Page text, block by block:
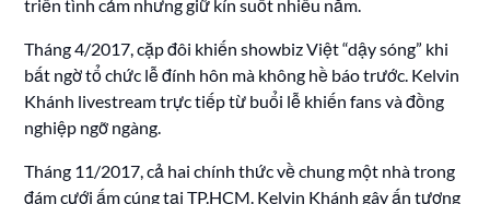
triển tình cảm nhưng giữ kín suốt nhiều năm.
Tháng 4/2017, cặp đôi khiến showbiz Việt “dậy sóng” khi
bất ngờ tổ chức lễ đính hôn mà không hề báo trước. Kelvin
Khánh livestream trực tiếp từ buổi lễ khiến fans và đồng
nghiệp ngỡ ngàng.
Tháng 11/2017, cả hai chính thức về chung một nhà trong
đám cưới ấm cúng tại TP.HCM. Kelvin Khánh gây ấn tượng